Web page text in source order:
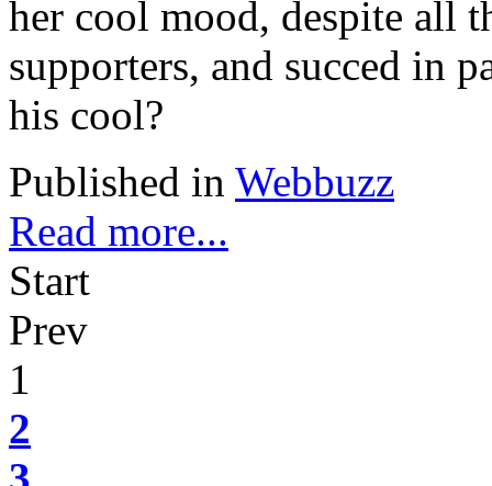
her cool mood, despite all
supporters, and succed in
his cool?
Published in Webbuzz
Read more...
Start
Prev
1
2